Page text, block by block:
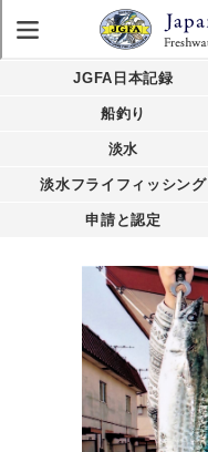
JGFA日本記録
船釣り
淡水
淡水フライフィッシング
申請と認定